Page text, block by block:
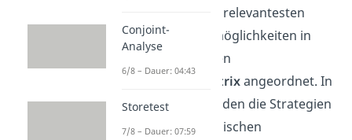
drei wettbewerbsrelevantesten
Positionierungsmöglichkeiten in
einer sogenannten
Wettbewerbsmatrixangeordnet. In
dieser Matrix werden die Strategien
nach dem strategischen
Conjoint-
Analyse
6/8 – Dauer: 04:43
Storetest
7/8 – Dauer: 07:59